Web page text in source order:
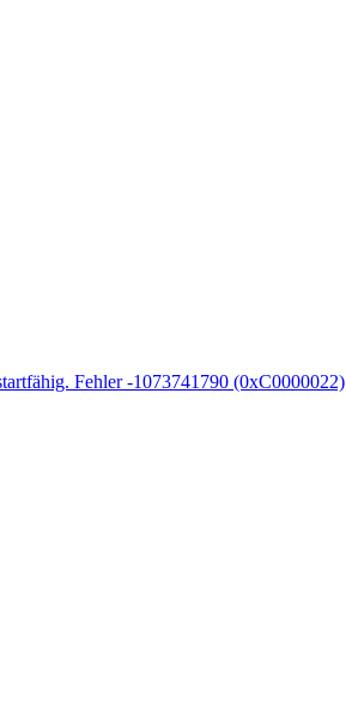
Fehler -1073741790 (0xC0000022)